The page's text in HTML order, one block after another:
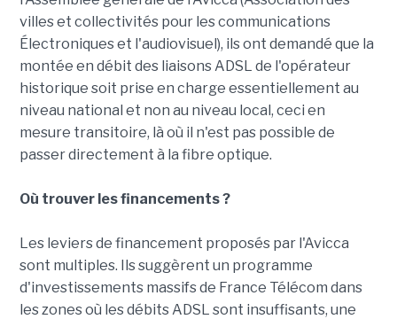
villes et collectivités pour les communications
Électroniques et l'audiovisuel), ils ont demandé que la
montée en débit des liaisons ADSL de l'opérateur
historique soit prise en charge essentiellement au
niveau national et non au niveau local, ceci en
mesure transitoire, là où il n'est pas possible de
passer directement à la fibre optique.
Où trouver les financements ?
Les leviers de financement proposés par l'Avicca
sont multiples. Ils suggèrent un programme
d'investissements massifs de France Télécom dans
les zones où les débits ADSL sont insuffisants, une